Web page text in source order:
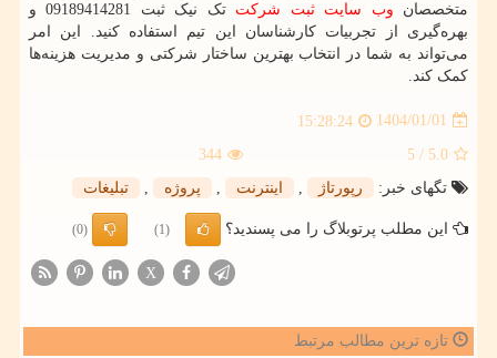
متخصصان وب سایت ثبت شرکت
تک نیک ثبت 09189414281 و
بهره‌گیری از تجربیات کارشناسان این تیم استفاده کنید. این امر
می‌تواند به شما در انتخاب بهترین ساختار شرکتی و مدیریت هزینه‌ها
کمک کند.
1404/01/01
15:28:24
5.0
/ 5
344
تگهای خبر:
رپورتاژ , اینترنت , پروژه , تبلیغات
این مطلب پرتوبلاگ را می پسندید؟ (1)
(0)
X
تازه ترین مطالب مرتبط